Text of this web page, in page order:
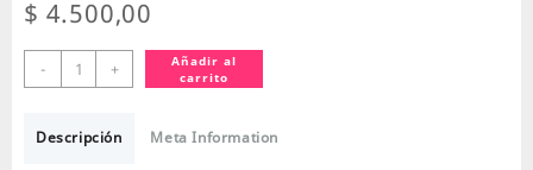
$ 4.500,00
-
Te
de
Hierbas
+
Añadir al
carrito
Descripción Meta Information